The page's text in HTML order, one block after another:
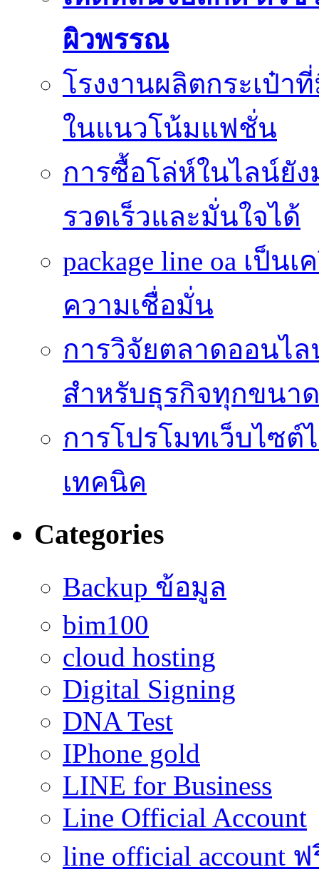
ผิวพรรณ
โรงงานผลิตกระเป๋า
ในแนวโน้มแฟชั่น
การซื้อโล่ห์ในไลน์ยั
รวดเร็วและมั่นใจได้
package line oa เป็น
ความเชื่อมั่น
การวิจัยตลาดออนไ
สำหรับธุรกิจทุกขนาด
การโปรโมทเว็บไซต์
เทคนิค
Categories
Backup ข้อมูล
bim100
cloud hosting
Digital Signing
DNA Test
IPhone gold
LINE for Business
Line Official Account
line official account